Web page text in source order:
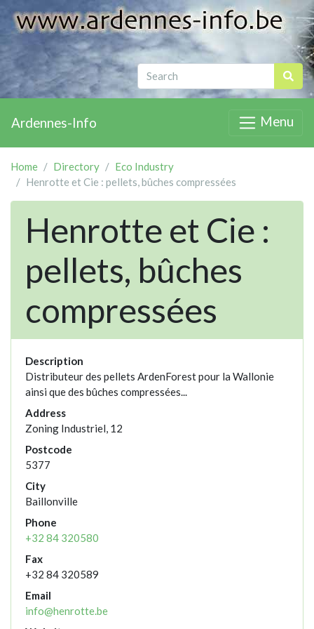
Ardennes-Info Menu
Home Directory
Eco Industry
Henrotte et Cie : pellets, bûches compressées
Henrotte et Cie :
pellets, bûches
compressées
Description
Distributeur des pellets ArdenForest pour la Wallonie
ainsi que des bûches compressées...
Address
Zoning Industriel, 12
Postcode
5377
City
Baillonville
Phone
+32 84 320580
Fax
+32 84 320589
Email
info@henrotte.be